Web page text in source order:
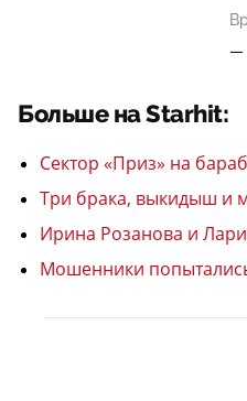
—
Больше на Starhit:
Сектор «Приз» на
Три брака, выкидыш и
Ирина Розанова и
Мошенники